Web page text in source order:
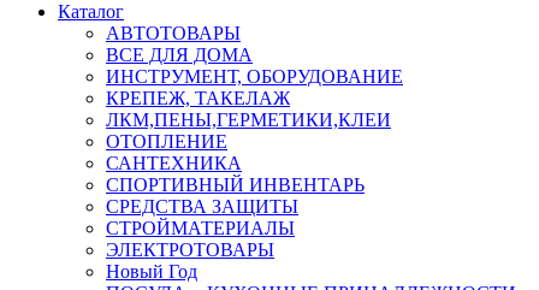
Каталог
АВТОТОВАРЫ
ВСЕ ДЛЯ ДОМА
ИНСТРУМЕНТ, ОБОРУДОВАНИЕ
КРЕПЕЖ, ТАКЕЛАЖ
ЛКМ,ПЕНЫ,ГЕРМЕТИКИ,КЛЕИ
ОТОПЛЕНИЕ
САНТЕХНИКА
СПОРТИВНЫЙ ИНВЕНТАРЬ
СРЕДСТВА ЗАЩИТЫ
СТРОЙМАТЕРИАЛЫ
ЭЛЕКТРОТОВАРЫ
Новый Год